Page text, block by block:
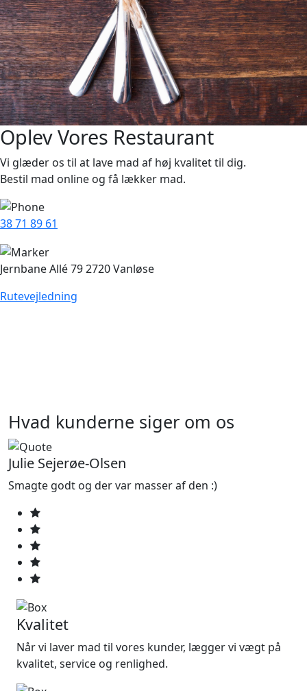
Oplev Vores Restaurant
Vi glæder os til at lave mad af høj kvalitet til dig.
Bestil mad online og få lækker mad.
38 71 89 61
Jernbane Allé 792720 Vanløse
Rutevejledning
Hvad kunderne siger om os
Julie Sejerøe-Olsen
Smagte godt og der var masser af den :)
Kvalitet
Når vi laver mad til vores kunder, lægger vi vægt på
kvalitet, service og renlighed.